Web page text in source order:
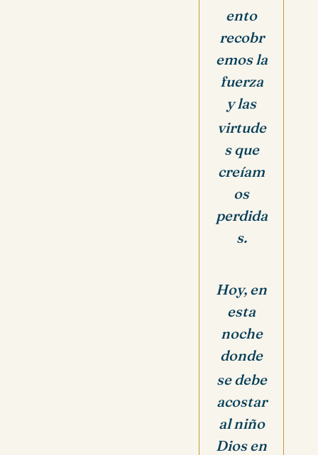
ento
recobr
emos la
fuerza
y las
virtude
s que
creíam
os
perdida
s.
Hoy, en
esta
noche
donde
se debe
acostar
al niño
Dios en